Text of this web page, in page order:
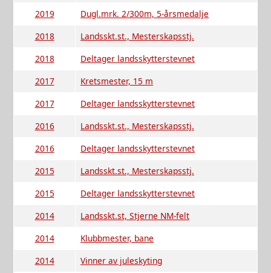
2019
Dugl.mrk. 2/300m, 5-årsmedalje
2018
Landsskt.st., Mesterskapsstj.
2018
Deltager landsskytterstevnet
2017
Kretsmester, 15 m
2017
Deltager landsskytterstevnet
2016
Landsskt.st., Mesterskapsstj.
2016
Deltager landsskytterstevnet
2015
Landsskt.st., Mesterskapsstj.
2015
Deltager landsskytterstevnet
2014
Landsskt.st, Stjerne NM-felt
2014
Klubbmester, bane
2014
Vinner av juleskyting